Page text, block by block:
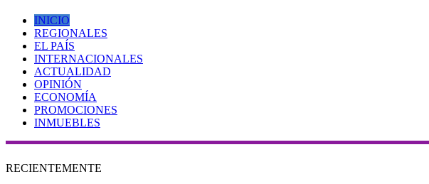
INICIO
REGIONALES
EL PAÍS
INTERNACIONALES
ACTUALIDAD
OPINIÓN
ECONOMÍA
PROMOCIONES
INMUEBLES
RECIENTEMENTE